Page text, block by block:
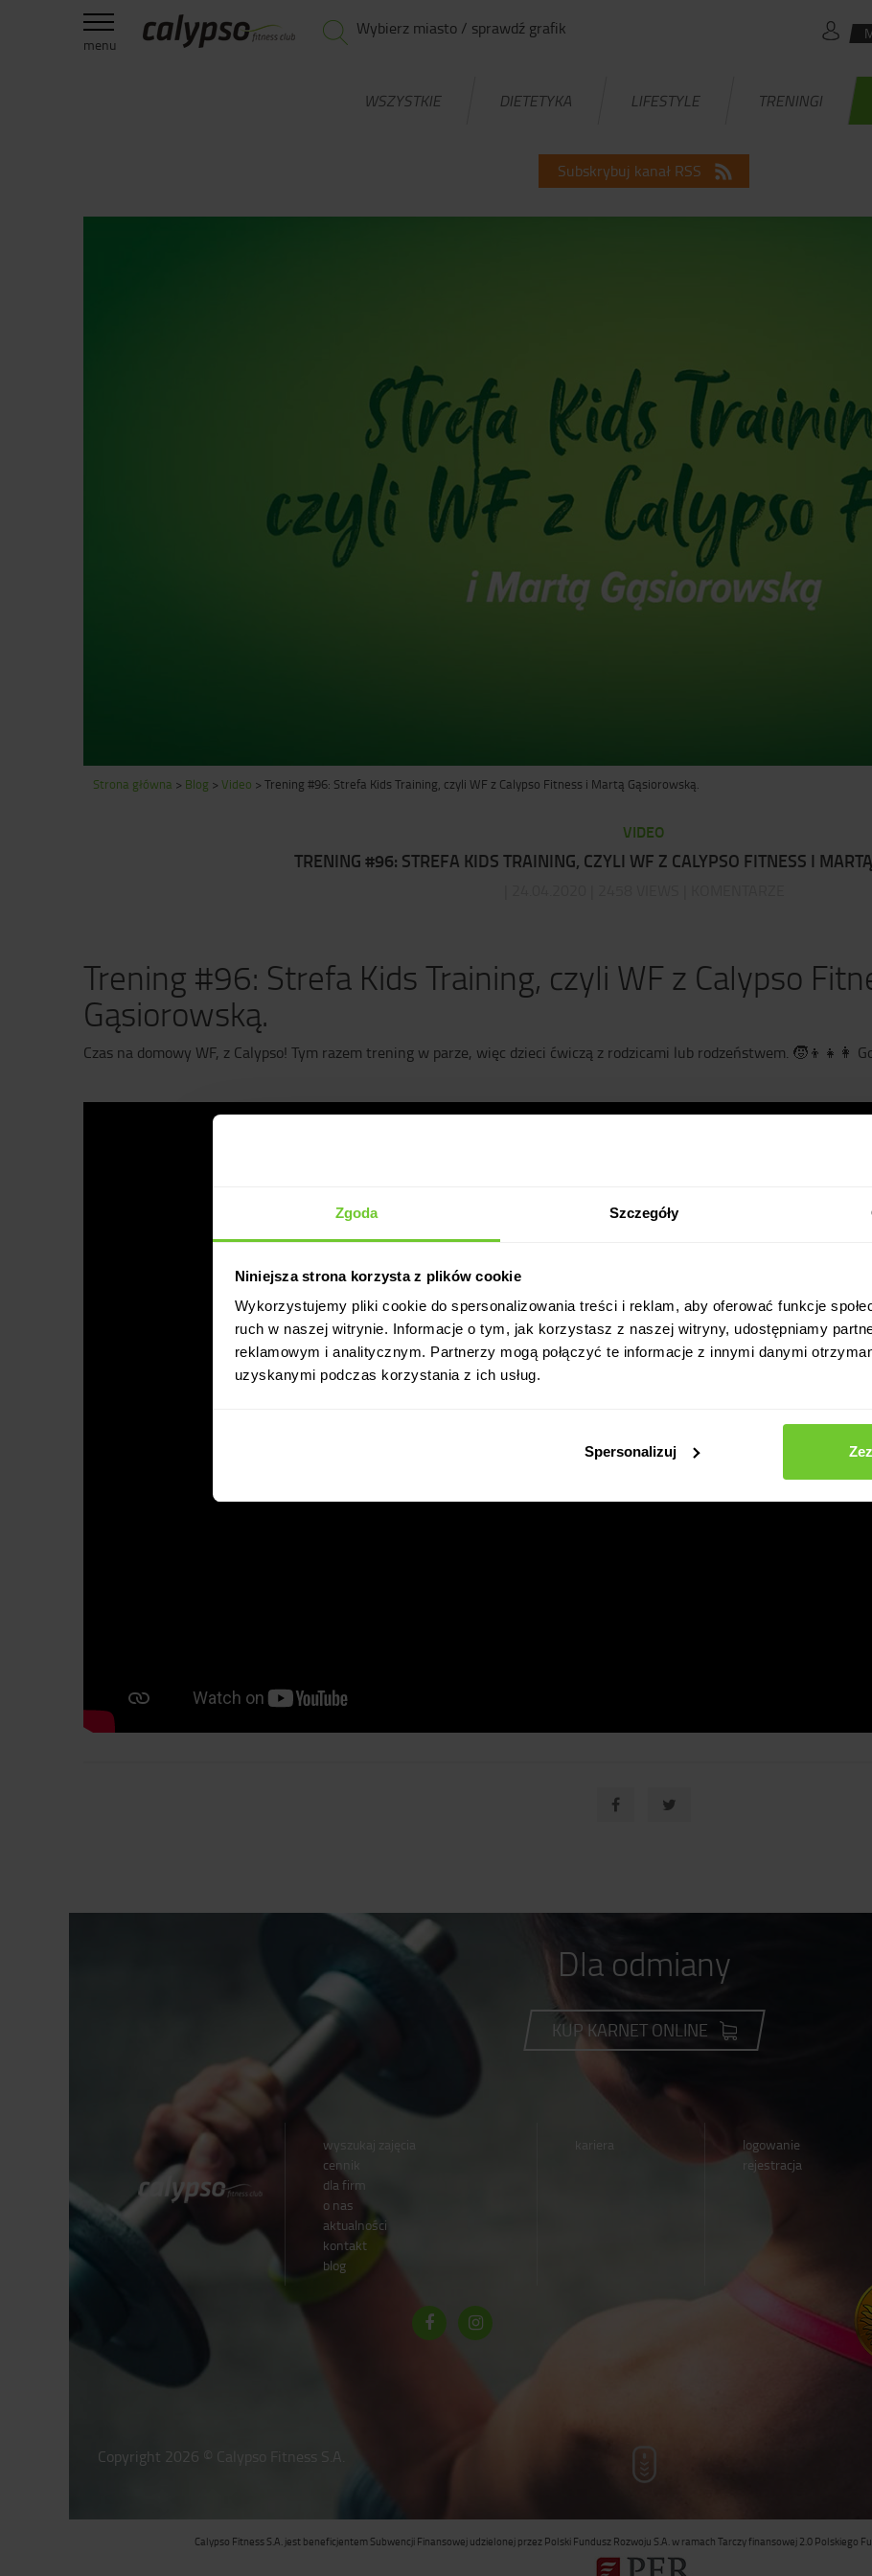
Zgoda Szczegóły
Niniejsza strona korzysta z plików cookie
Wykorzystujemy pliki cookie do spersonalizowania treści i reklam, aby oferować funkcje
ruch w naszej witrynie. Informacje o tym, jak korzystasz z naszej witryny, udostępniamy
reklamowym i analitycznym. Partnerzy mogą połączyć te informacje z innymi danymi
uzyskanymi podczas korzystania z ich usług.
Spersonalizuj
menu
Wybierz miasto / sprawdź grafik
WSZYSTKIE DIETETYKA LIFESTYLE TRENINGI
Subskrybuj kanał RSS
Strona główna > Blog > Video > Trening #96: Strefa Kids Training, czyli WF z Calypso Fitness i Martą Gąsiorowską.
VIDEO
TRENING #96: STREFA KIDS TRAINING, CZYLI WF Z CALYPSO FITNESS I
Trening #96: Strefa Kids Training, czyli WF z Calypso
Gąsiorowską.
Czas na domowy WF, z Calypso! Tym razem trening w parze, więc dzieci ćwiczą z rodzicami lub rodzeństwem. 🧒👦 👧 👩
Dla odmiany
KUP KARNET ONLINE
wyszukaj zajęcia
cennik
dla firm
o nas
aktualności
kontakt
blog
kariera
logowanie
rejestracja
Copyright 2026 © Calypso Fitness S.A.
Calypso Fitness S.A. jest beneficjentem Subwencji Finansowej udzielonej przez Polski Fundusz Rozwoju S.A. w ramach Tarczy finansowej 2.0 Polskiego